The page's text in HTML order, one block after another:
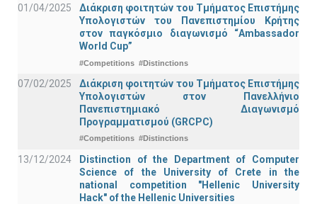
01/04/2025
Διάκριση φοιτητών του Τμήματος Επιστήμης
Υπολογιστών του Πανεπιστημίου Κρήτης
στον παγκόσμιο διαγωνισμό “Ambassador
World Cup”
#Competitions #Distinctions
07/02/2025
Διάκριση φοιτητών του Τμήματος Επιστήμης
Υπολογιστών στον Πανελλήνιο
Πανεπιστημιακό Διαγωνισμό
Προγραμματισμού (GRCPC)
#Competitions #Distinctions
13/12/2024
Distinction of the Department of Computer
Science of the University of Crete in the
national competition "Hellenic University
Hack" of the Hellenic Universities